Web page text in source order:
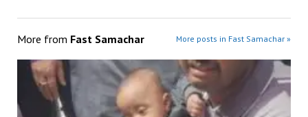
More from Fast Samachar More posts in Fast Samachar »